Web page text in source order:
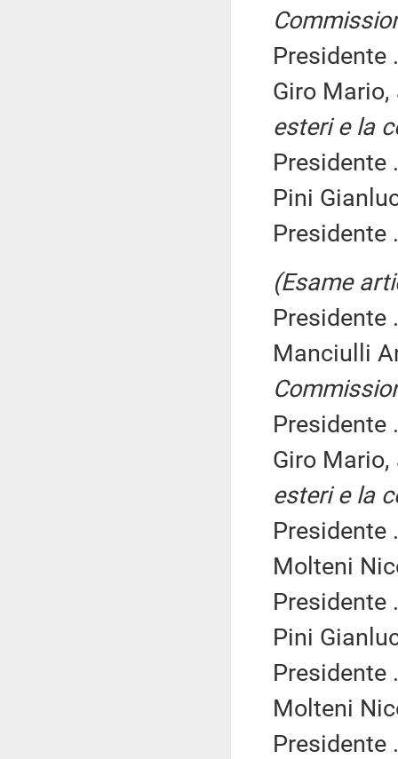
Presidente
Giro Mario,
esteri e la
Presidente
Pini
Presidente
(Esame
Presidente
Manciulli
Presidente
Giro Mario,
esteri e la
Presidente
Molteni
Presidente
Pini
Presidente
Molteni
Presidente